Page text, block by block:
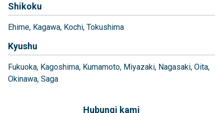
Shikoku
Ehime Kagawa Kochi Tokushima
Kyushu
Fukuoka Kagoshima Kumamoto Miyazaki Nagasaki Oita
Okinawa Saga
Hubungi kami